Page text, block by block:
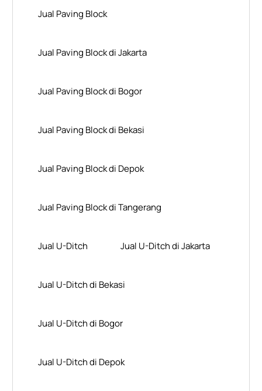
Jual Paving Block
Jual Paving Block di Jakarta
Jual Paving Block di Bogor
Jual Paving Block di Bekasi
Jual Paving Block di Depok
Jual Paving Block di Tangerang
Jual U-Ditch Jual U-Ditch di Jakarta
Jual U-Ditch di Bekasi
Jual U-Ditch di Bogor
Jual U-Ditch di Depok